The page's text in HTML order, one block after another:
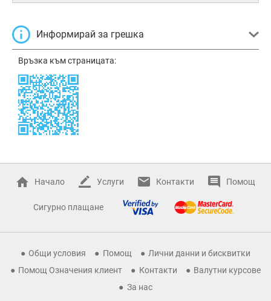
Информирай за грешка
Връзка към страницата:
Начало Услуги Контакти Помощ
Сигурно плащане
Общи условия Помощ
Лични данни и бисквитки
Помощ Означения клиент
Контакти
Валутни курсове
За нас